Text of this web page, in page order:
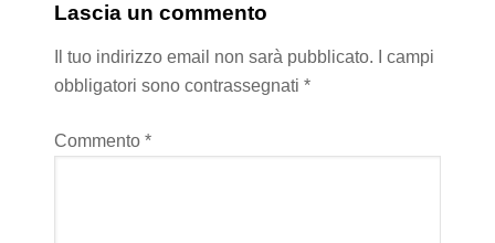
Lascia un commento
Il tuo indirizzo email non sarà pubblicato.
I campi
obbligatori sono contrassegnati *
Commento *